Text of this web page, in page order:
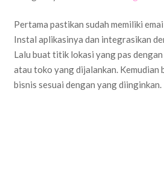
Pertama pastikan sudah memiliki
Instal aplikasinya dan integrasikan
Lalu buat titik lokasi yang pas
atau toko yang dijalankan. Kemudian
bisnis sesuai dengan yang diinginkan.